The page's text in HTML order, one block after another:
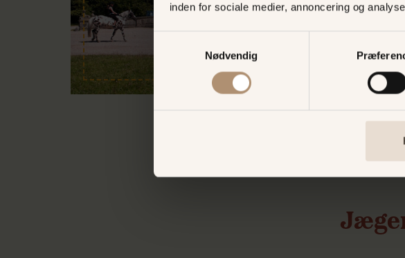
inden for sociale medier, annoncering og
Nødvendig